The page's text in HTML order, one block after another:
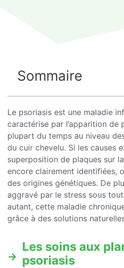
Sommaire
Le psoriasis est une maladie
caractérise par l’apparition de
plupart du temps au niveau
du cuir chevelu. Si les causes
superposition de plaques sur
encore clairement identifiées,
des origines génétiques. De
aggravé par le stress sous
autant, cette maladie
grâce à des solutions
Les soins aux
psoriasis